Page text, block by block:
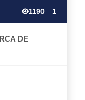
1190 1
DE